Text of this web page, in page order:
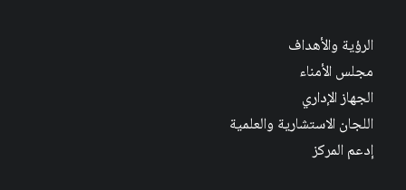
الرؤية والأهداف
مجلس الأمناء
الجهاز الإداري
اللجان الاستشارية والعلمية
إدعم المركز